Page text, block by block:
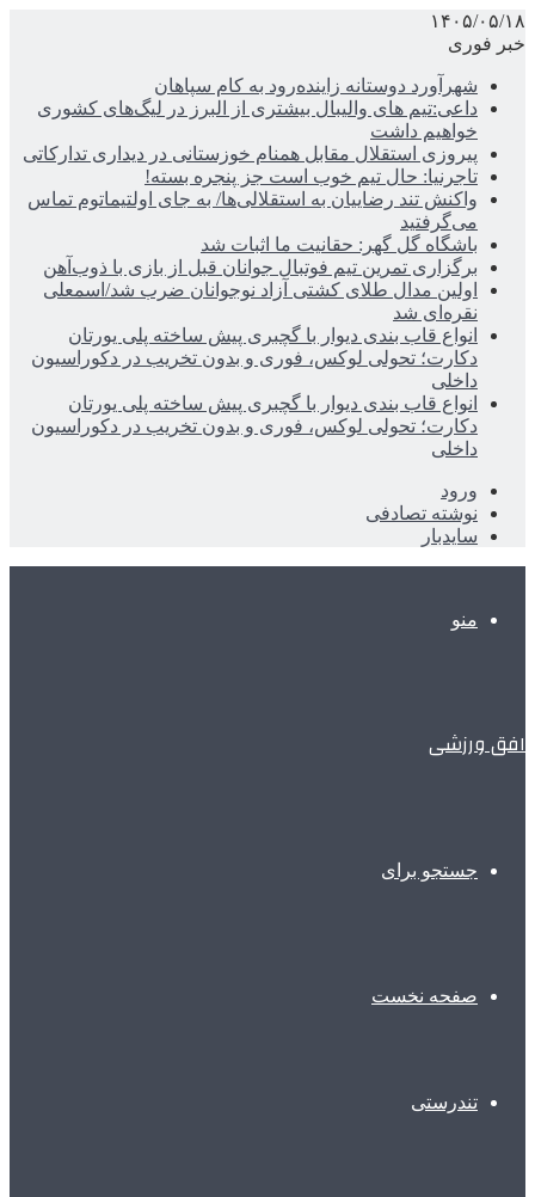
۱۴۰۵/۰۵/۱۸
خبر فوری
شهرآورد دوستانه زاینده‌رود به کام سپاهان
داعی:تیم های والیبال بیشتری از البرز در لیگ‌های کشوری
خواهیم داشت
پیروزی استقلال مقابل همنام خوزستانی در دیداری تدارکاتی
تاجرنیا: حال تیم خوب است جز پنجره بسته!
واکنش تند رضاییان به استقلالی‌ها/ به جای اولتیماتوم تماس
می‌گرفتید
باشگاه گل گهر: حقانیت ما اثبات شد
برگزاری تمرین تیم فوتبال جوانان قبل از بازی با ذوب‌آهن
اولین مدال طلای کشتی آزاد نوجوانان ضرب شد/اسمعلی
نقره‌ای شد
انواع قاب بندی دیوار با گچبری پیش ساخته پلی یورتان
دکارت؛ تحولی لوکس، فوری و بدون تخریب در دکوراسیون
داخلی
انواع قاب بندی دیوار با گچبری پیش ساخته پلی یورتان
دکارت؛ تحولی لوکس، فوری و بدون تخریب در دکوراسیون
داخلی
ورود
نوشته تصادفی
سایدبار
منو
افق ورزشی
جستجو برای
صفحه نخست
تندرستی